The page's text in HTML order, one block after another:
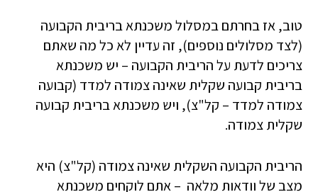
טוב, אז בחרתם במסלול משכנתא בריבית הקבועה
(לצד מסלולים נוספים), זה עדיין לא כל מה שאתם
צריכים לדעת על הריבית הקבועה – יש משכנתא
בריבית קבועה שקלית שאינה צמודה למדד (קבועה
צמודה למדד – קל"צ), ויש משכנתא בריבית קבועה
שקלית צמודה.
הריבית הקבועה השקלית שאינה צמודה (קל"צ) היא
מצב של וודאות מלאה – אתם לוקחים משכנתא